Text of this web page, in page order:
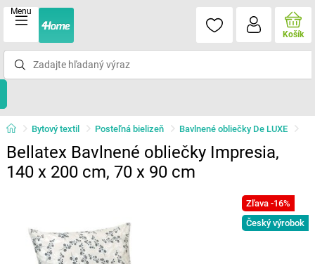
Menu
Košík
Bytový textil Posteľná bielizeň Bavlnené obliečky De LUXE
Bellatex Bavlnené obliečky Impresia,
140 x 200 cm, 70 x 90 cm
Zľava -16%
Český výrobok